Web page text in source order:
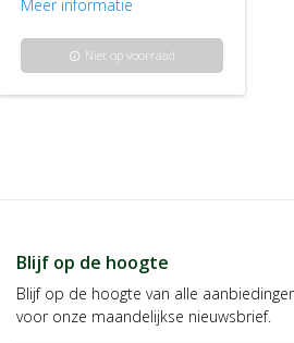
Meer informatie
info Niet op voorraad
Blijf op de hoogte
Blijf op de hoogte van alle
voor onze maandelijkse nieuwsbrief.